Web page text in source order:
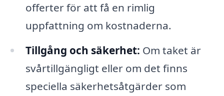
offerter för att få en rimlig
uppfattning om kostnaderna.
Tillgång och säkerhet: Om taket är
svårtillgängligt eller om det finns
speciella säkerhetsåtgärder som